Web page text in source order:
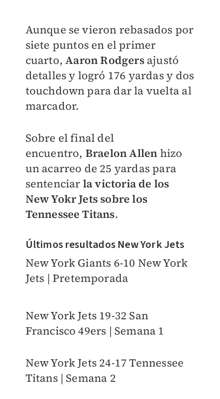
Aunque se vieron rebasados por
siete puntos en el primer
cuarto,Aaron Rodgersajustó
detalles y logró 176 yardas y dos
touchdown para dar la vuelta al
marcador.
Sobre el final del
encuentro, Braelon Allen hizo
un acarreo de 25 yardas para
sentenciar la victoria de los
New Yokr Jets sobre los
Tennessee Titans.
Últimos resultados New York Jets
New York Giants 6-10 New York
Jets | Pretemporada
New York Jets 19-32 San
Francisco 49ers | Semana 1
New York Jets 24-17 Tennessee
Titans | Semana 2